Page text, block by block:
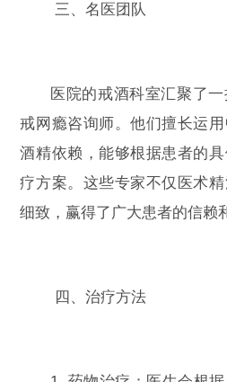
三、名医团队
医院的戒酒科室汇聚了
戒网瘾咨询师。他们擅长运
酒精依赖，能够根据患者的
疗方案。这些专家不仅医术
细致，赢得了广大患者的信赖
四、治疗方法